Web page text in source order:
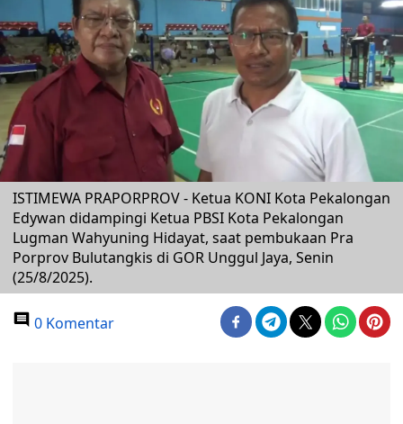
ISTIMEWA PRAPORPROV - Ketua KONI Kota Pekalongan
Edywan didampingi Ketua PBSI Kota Pekalongan
Lugman Wahyuning Hidayat, saat pembukaan Pra
Porprov Bulutangkis di GOR Unggul Jaya, Senin
(25/8/2025).
0 Komentar